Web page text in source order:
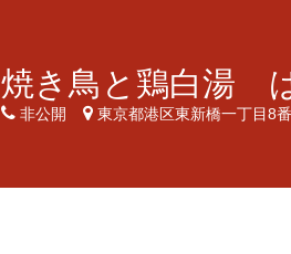
焼き鳥と鶏白湯
非公開 東京都港区東新橋一丁目8